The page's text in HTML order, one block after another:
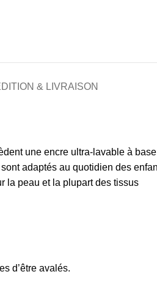
& LIVRAISON
une encre ultra-lavable à
adaptés au quotidien des
la peau et la plupart des tissus
d’être avalés.